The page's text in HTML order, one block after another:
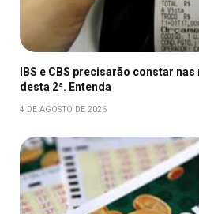
IBS e CBS precisarão constar
desta 2ª. Entenda
4 DE AGOSTO DE 2026